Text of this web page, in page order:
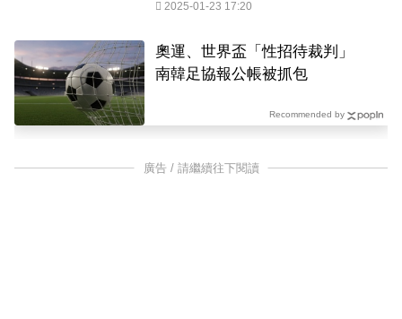
2025-01-23 17:20
奧運、世界盃「性招待裁判」
南韓足協報公帳被抓包
Recommended by
廣告 / 請繼續往下閱讀